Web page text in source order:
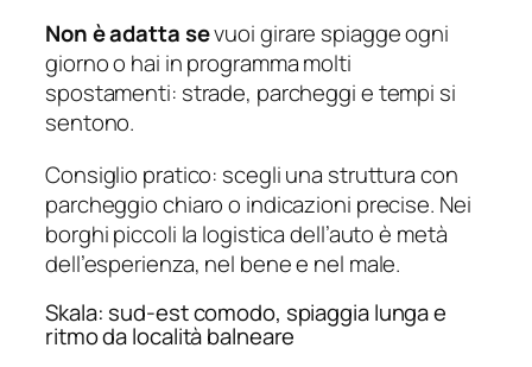
Non è adatta sevuoi girare spiagge ogni
giorno o hai in programma molti
spostamenti: strade, parcheggi e tempi si
sentono.
Consiglio pratico: scegli una struttura con
parcheggio chiaro o indicazioni precise. Nei
borghi piccoli la logistica dell’auto è metà
dell’esperienza, nel bene e nel male.
Skala: sud-est comodo, spiaggia lunga e
ritmo da località balneare